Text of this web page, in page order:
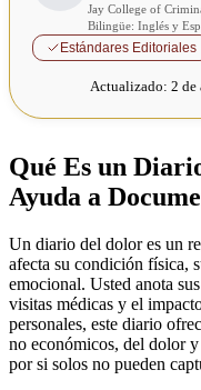
Jay College of
Bilingüe: Inglés y
Estándares Editoriales
Actualizado: 2 de
Qué Es un
Ayuda a
Un diario del dolor es un
afecta su condición física,
emocional. Usted anota
visitas médicas y el
personales, este diario
no económicos, del dolor
por si solos no pueden